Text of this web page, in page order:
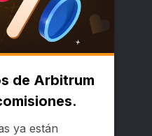
de Arbitrum
ya están